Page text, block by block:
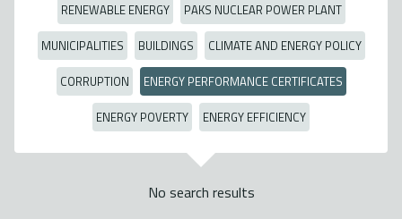
RENEWABLE ENERGY
PAKS NUCLEAR POWER PLANT
MUNICIPALITIES
BUILDINGS
CLIMATE AND ENERGY POLICY
CORRUPTION
ENERGY PERFORMANCE CERTIFICATES
ENERGY POVERTY
ENERGY EFFICIENCY
No search results